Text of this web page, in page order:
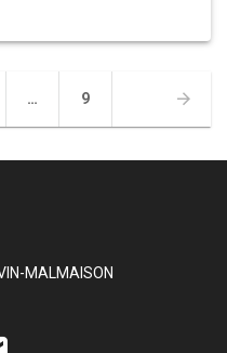
… Page
9
MALMAISON